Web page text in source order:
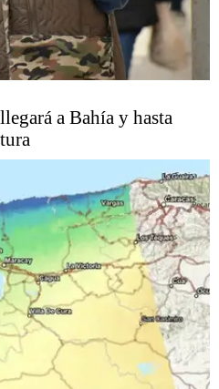
a Bahía y hasta